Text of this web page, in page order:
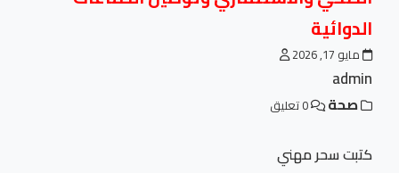
الدوائية
مايو 17, 2026
admin
صحة
كتبت سحر مهني